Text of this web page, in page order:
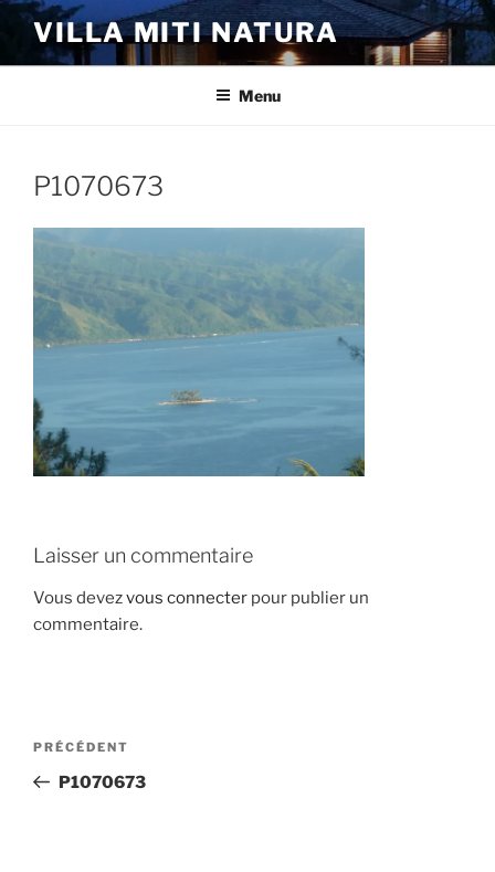
Aller
contenu
VILLA MITI NATURA
Menu
P1070673
Laisser un commentaire
Vous devezvous connecter pour publier un
commentaire.
Navigation
l’article
Article
précédent
PRÉCÉDENT
P1070673